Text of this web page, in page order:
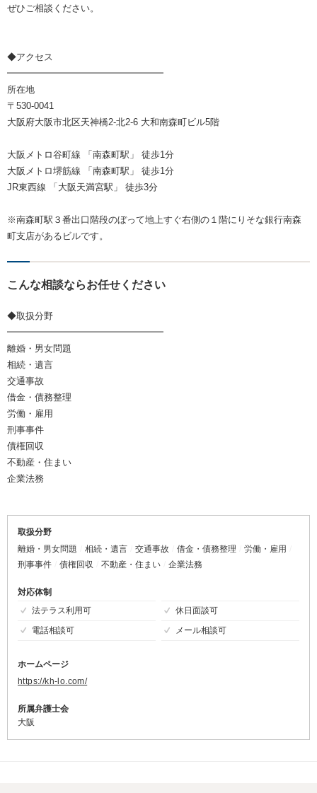
ぜひご相談ください。
◆アクセス
━━━━━━━━━━━━━━━━━
所在地
〒530-0041
大阪府大阪市北区天神橋2-北2-6 大和南森町ビル5階
大阪メトロ谷町線 「南森町駅」 徒歩1分
大阪メトロ堺筋線 「南森町駅」 徒歩1分
JR東西線 「大阪天満宮駅」 徒歩3分
※南森町駅３番出口階段のぼって地上すぐ右側の１階にりそな銀行南森
町支店があるビルです。
こんな相談ならお任せください
◆取扱分野
━━━━━━━━━━━━━━━━━
離婚・男女問題
相続・遺言
交通事故
借金・債務整理
労働・雇用
刑事事件
債権回収
不動産・住まい
企業法務
取扱分野
離婚・男女問題
相続・遺言 交通事故 借金・債務整理
労働・雇用
刑事事件
債権回収 不動産・住まい 企業法務
対応体制
法テラス利用可
休日面談可
電話相談可
メール相談可
ホームページ
https://kh-lo.com/
所属弁護士会
大阪